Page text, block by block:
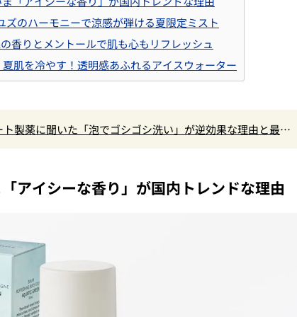
ズのハーモニーで涼感が弾ける夏限定ミスト
香りとメントールで肌も心もリフレッシュ
肌を冷やす！透明感あふれるアイスウォーター
製薬に聞いた「泡でゴシゴシ洗い」が逆効果な理由と最強
アイシーな香り」が国内トレンドな理由